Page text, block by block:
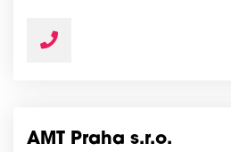
AMT Praha s.r.o.